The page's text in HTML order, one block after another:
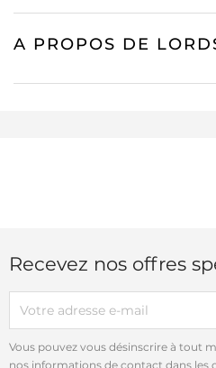
A PROPOS DE
Recevez nos offres
Vous pouvez vous désinscrire à tout
nos informations de contact dans les